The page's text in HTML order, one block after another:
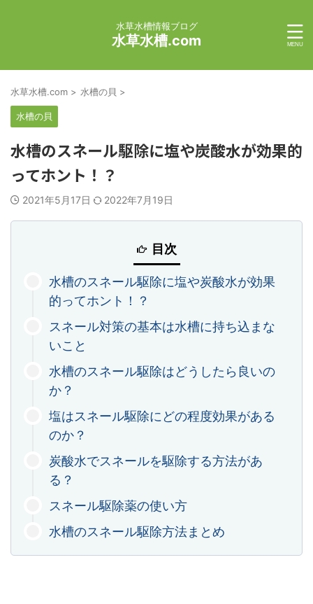
水草水槽情報ブログ
水草水槽.com
水草水槽.com > 水槽の貝 >
水槽の貝
水槽のスネール駆除に塩や炭酸水が効果的
ってホント！？
2021年5月17日 2022年7月19日
目次
水槽のスネール駆除に塩や炭酸水が効果
的ってホント！？
スネール対策の基本は水槽に持ち込まな
いこと
水槽のスネール駆除はどうしたら良いの
か？
塩はスネール駆除にどの程度効果がある
のか？
炭酸水でスネールを駆除する方法があ
る？
スネール駆除薬の使い方
水槽のスネール駆除方法まとめ